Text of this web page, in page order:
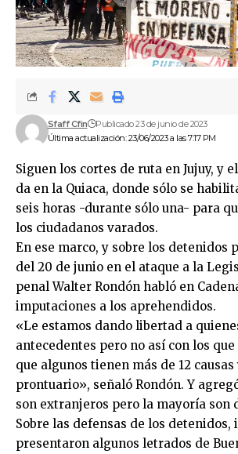
Última actualización: 23/06/2023 a las 7:17 PM
Sfaff Cfin Publicado 23 de junio de 2023
Siguen los cortes de ruta en Jujuy, y
da en la Quiaca, donde sólo se
seis horas -durante sólo una- para
los ciudadanos varados.
En ese marco, y sobre los detenidos
del 20 de junio en el ataque a la
penal Walter Rondón habló en
imputaciones a los aprehendidos.
«Le estamos dando libertad a
antecedentes pero no así con los
que algunos tienen más de 12
prontuario», señaló Rondón. Y
son extranjeros pero la mayoría son
Sobre las defensas de los detenidos,
presentaron algunos letrados de